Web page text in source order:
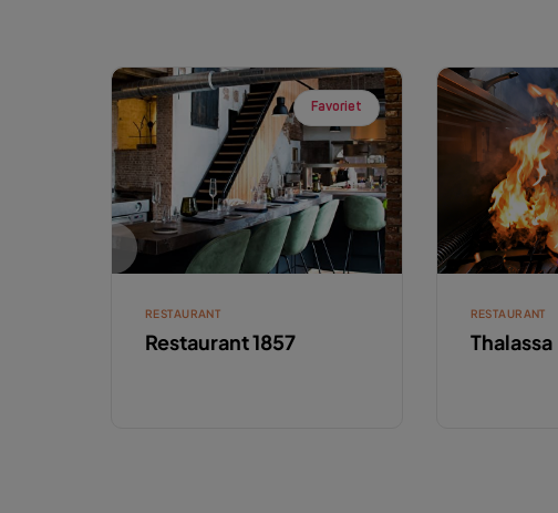
Favoriet
RESTAURANT
Restaurant 1857
RESTAURANT
Thalassa